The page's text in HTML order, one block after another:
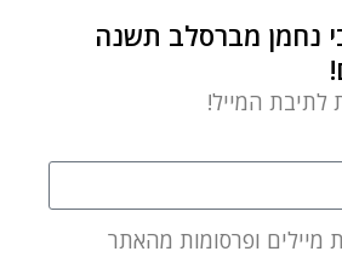
נחמן מברסלב תשנה
לתיבת המייל!
מיילים ופרסומות מהאתר